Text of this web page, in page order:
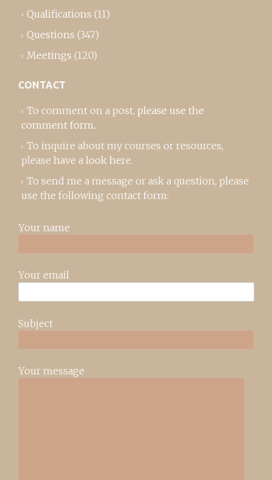
Qualifications (11)
Questions (347)
Meetings (120)
CONTACT
To comment on a post, please use the
comment form..
To inquire about my courses or resources,
please have a look here.
To send me a message or ask a question, please
use the following contact form:
Your name
Your email
Subject
Your message